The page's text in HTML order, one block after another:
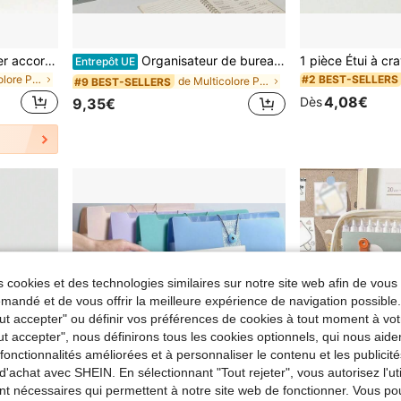
12/24/36 pochettes Dossier accordéon extensible, organisateur portable mensuel de factures/reçus fiscaux, sac de documents format A4 avec étiquettes vierges et colorées, convient pour l'école, la maison et le bureau, essentiel pour la classe, fournitures de rentrée scolaire
de Multicolore Pochettes pour dossiers et pochette
Entrepôt UE Organisateur de bureau multicouche à 4 colonnes, porte-dossiers multicolore, boîte de rangement pour dossiers/papiers 32*25cm, étagère de bureau pour étudiants, rentrée scolaire, fournitures scolaires, convient pour cadeau de remise des diplômes, cadeau d'enterrement de vie de jeune fille, cadeau de demoiselle d'honneur, cadeau de fête des pères, décoration d'Halloween, cadeau d'Halloween, cadeau de proposition de demoiselle d'honneur, faveur pour invités de mariage, décoration de fête d'anniversaire et articles de mariage, mariage, fête d'anniversaire
#9 BEST-SELLERS de Multicolore Pochettes pour dossiers et pochette
9,35€
#2 BEST-SELLERS
Dès4,08€
cookies et des technologies similaires sur notre site web afin de
et de vous offrir la meilleure expérience de navigation
accepter" ou définir vos préférences de cookies à tout moment à
accepter", nous définirons tous les cookies optionnels, qui nous
améliorées et à personnaliser le contenu et les
avec SHEIN. En sélectionnant "Tout rejeter", vous autorisez
nécessaires qui permettent à notre site web de fonctionner. Vous